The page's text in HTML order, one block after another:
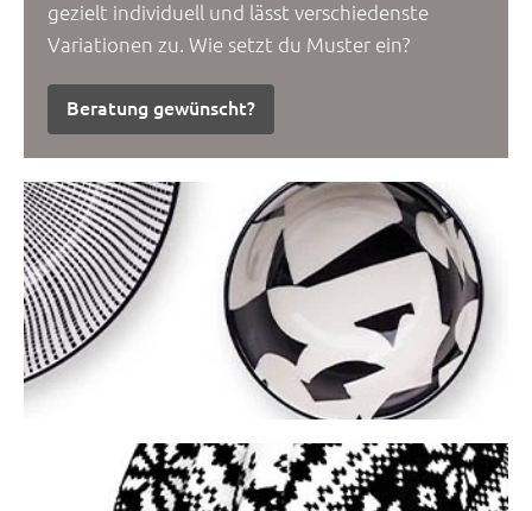
gezielt individuell und lässt verschiedenste
Variationen zu. Wie setzt du Muster ein?
Beratung gewünscht?